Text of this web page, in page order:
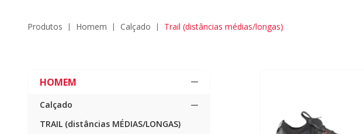
produtos homem calçado trail (distâncias médias/longas)
HOMEM
Calçado
TRAIL (distâncias MÉDIAS/LONGAS)